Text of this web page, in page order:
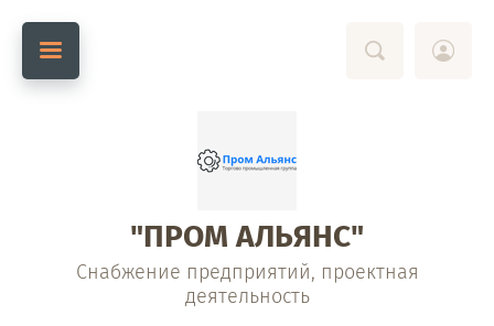
"ПРОМ АЛЬЯНС"
Снабжение предприятий, проектная
деятельность